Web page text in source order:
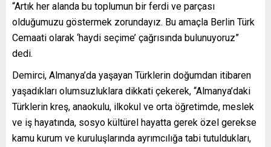
“Artık her alanda bu toplumun bir ferdi ve parçası
olduğumuzu göstermek zorundayız. Bu amaçla Berlin Türk
Cemaati olarak ‘haydi seçime’ çağrısında bulunuyoruz”
dedi.
Demirci, Almanya’da yaşayan Türklerin doğumdan itibaren
yaşadıkları olumsuzluklara dikkati çekerek, “Almanya’daki
Türklerin kreş, anaokulu, ilkokul ve orta öğretimde, meslek
ve iş hayatında, sosyo kültürel hayatta gerek özel gerekse
kamu kurum ve kuruluşlarında ayrımcılığa tabi tutuldukları,